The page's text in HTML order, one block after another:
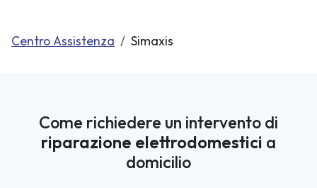
Centro Assistenza Simaxis
Come richiedere un intervento di
riparazione elettrodomestici a
domicilio